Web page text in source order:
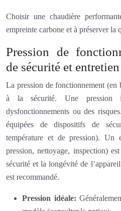
Choisir une chaudière
empreinte carbone et à préserver la
Pression de
de sécurité et entretien
La pression de fonctionnement (en
à la sécurité. Une pression
dysfonctionnements ou des
équipées de dispositifs de
température et de pression). Un
pression, nettoyage, inspection)
sécurité et la longévité de
est recommandé.
Pression idéale: